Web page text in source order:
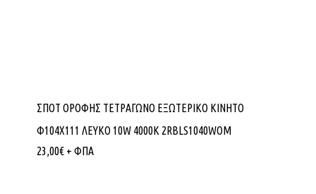
ΣΠΟΤ ΟΡΟΦΗΣ ΤΕΤΡΑΓΩΝΟ ΕΞΩΤΕΡΙΚΟ ΚΙΝΗΤΟ
Φ104Χ111 ΛΕΥΚΟ 10W 4000K 2RBLS1040WOM
23,00€ + ΦΠΑ